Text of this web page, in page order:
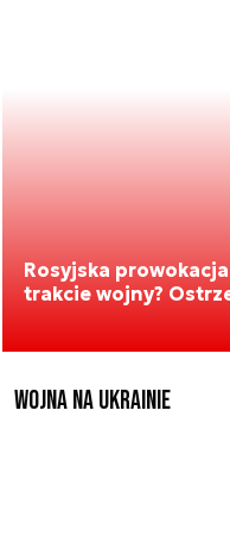
Rosyjska
trakcie wojny?
Wojna na Ukrainie